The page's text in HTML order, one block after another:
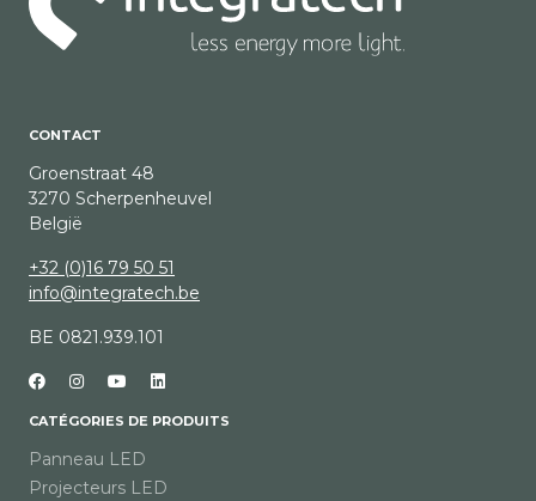
CONTACT
Groenstraat 48
3270 Scherpenheuvel
België
+32 (0)16 79 50 51
info@integratech.be
BE 0821.939.101
CATÉGORIES DE PRODUITS
Panneau LED
Projecteurs LED